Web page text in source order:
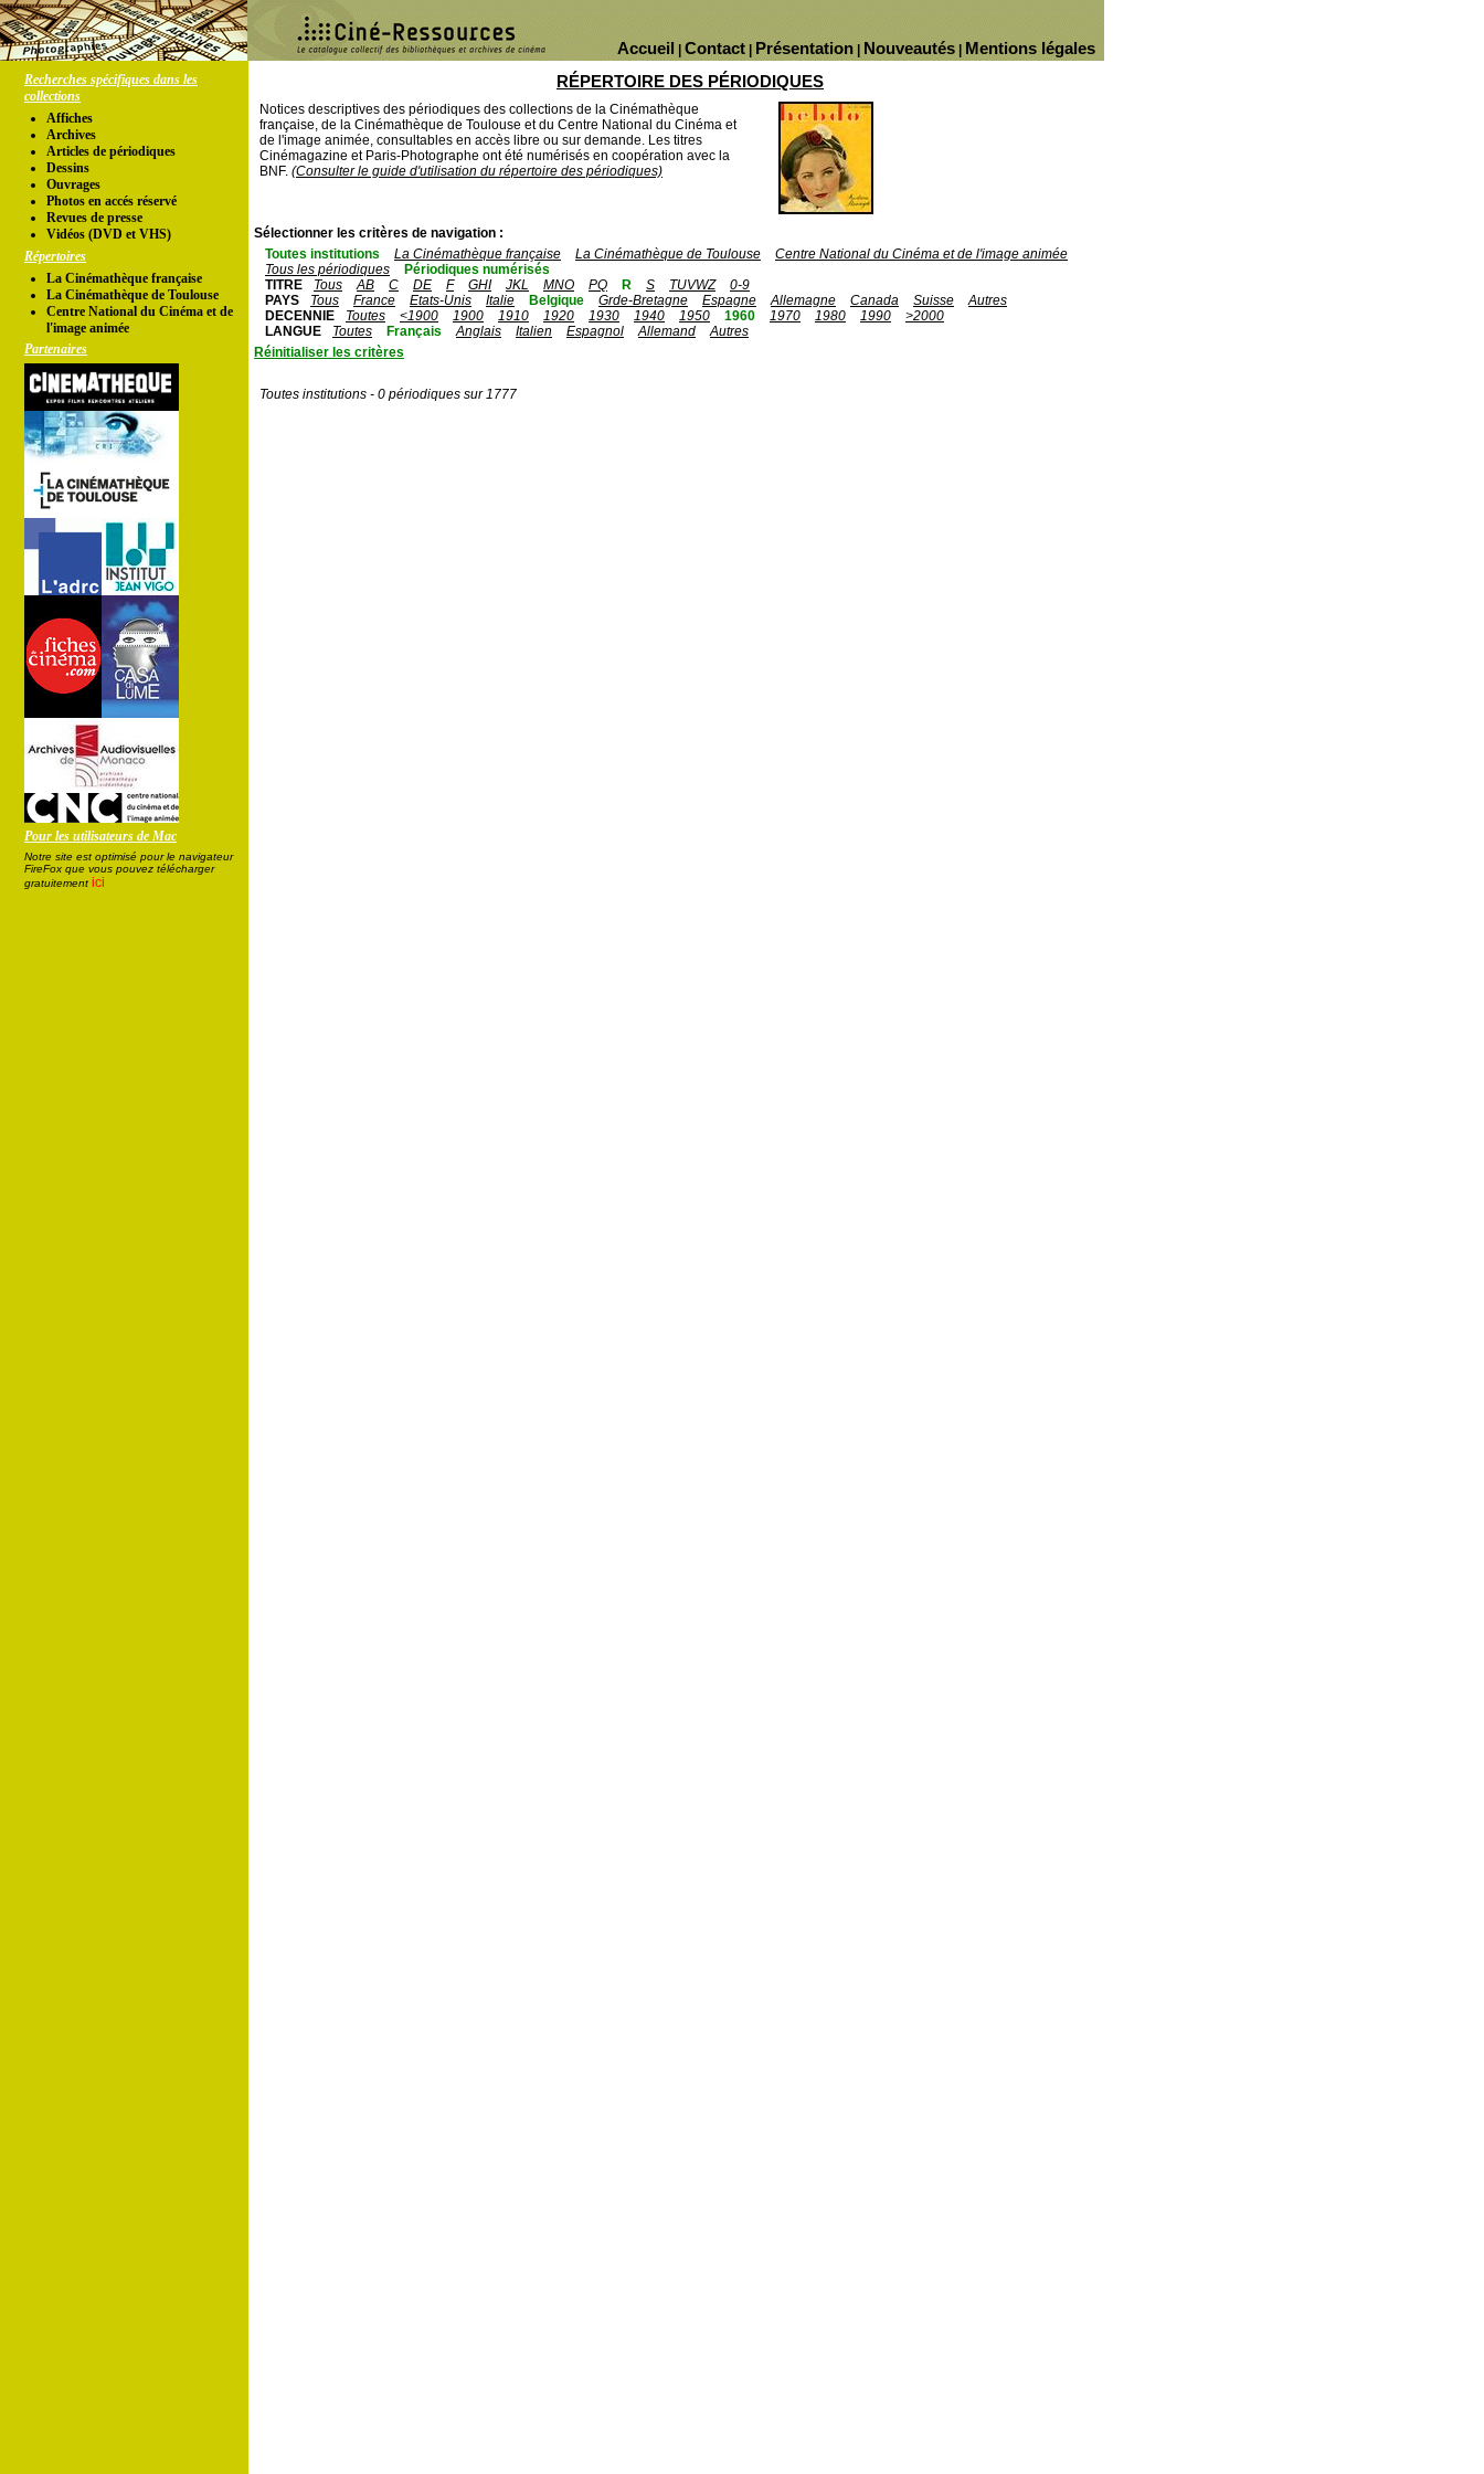
Mentions légales
Nouveautés
Présentation
Contact
Accueil
Recherches spécifiques dans les
collections
Affiches
Archives
Articles de périodiques
Dessins
Ouvrages
Photos en accés réservé
Revues de presse
Vidéos (DVD et VHS)
Répertoires
La Cinémathèque française
La Cinémathèque de Toulouse
Centre National du Cinéma et de
l'image animée
Partenaires
Pour les utilisateurs de Mac
Notre site est optimisé pour le navigateur
FireFox que vous pouvez télécharger
gratuitement ici
RÉPERTOIRE DES PÉRIODIQUES
Notices descriptives des périodiques des collections de la Cinémathèque
française, de la Cinémathèque de Toulouse et du Centre National du Cinéma et
de l'image animée, consultables en accès libre ou sur demande. Les titres
Cinémagazine et Paris-Photographe ont été numérisés en coopération avec la
BNF. (Consulter le guide d'utilisation du répertoire des périodiques)
Sélectionner les critères de navigation :
Toutes institutions
La Cinémathèque française La Cinémathèque de Toulouse
Centre National du Cinéma et de l'image animée
Tous les périodiques
Périodiques numérisés
TITRE
Tous AB C DE F GHI JKL MNO PQ R S TUVWZ
0-9
PAYS
Tous France Etats-Unis Italie Belgique Grde-Bretagne Espagne Allemagne Canada Suisse
Autres
DECENNIE
Toutes <1900 1900 1910 1920 1930 1940 1950 1960 1970 1980 1990
>2000
LANGUE
Toutes Français Anglais Italien Espagnol Allemand
Autres
Réinitialiser les critères
Toutes institutions - 0 périodiques sur 1777